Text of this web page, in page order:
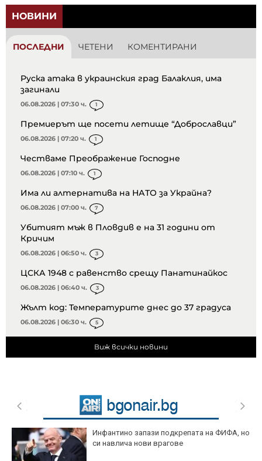
НОВИНИ
ПОСЛЕДНИ ЧЕТЕНИ КОМЕНТИРАНИ
Руска атака в украинския град Балаклия, има
загинали
06.08.2026 | 07:30 ч. 1
Премиерът ще посети летище “Доброславци”
06.08.2026 | 07:20 ч. 1
Честваме Преображение Господне
06.08.2026 | 07:10 ч. 1
Има ли алтернатива на НАТО за Украйна?
06.08.2026 | 07:00 ч. 7
Убитият мъж в Пловдив е на 31 години от
Кричим
06.08.2026 | 06:50 ч. 3
ЦСКА 1948 с равенство срещу Панатинайкос
06.08.2026 | 06:40 ч. 3
Жълт код: Температурите днес до 37 градуса
06.08.2026 | 06:30 ч. 5
Виж всички новини
Инфантино запази подкрепата на ФИФА, но
си навлича нови врагове